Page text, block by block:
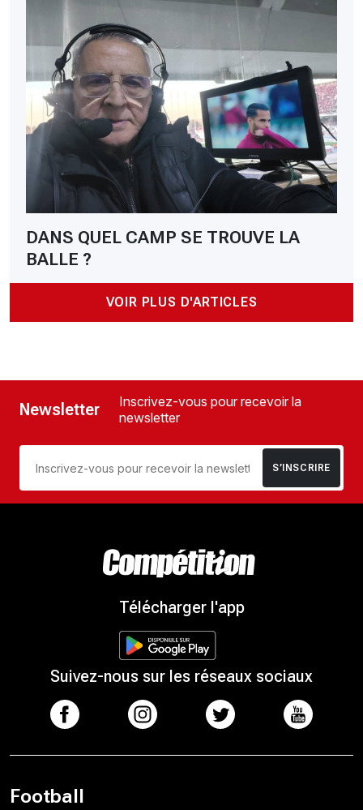
DANS QUEL CAMP SE TROUVE LA
BALLE ?
VOIR PLUS D'ARTICLES
Newsletter
Inscrivez-vous pour recevoir la
newsletter
S’INSCRIRE
Télécharger l'app
Suivez-nous sur les réseaux sociaux
Football